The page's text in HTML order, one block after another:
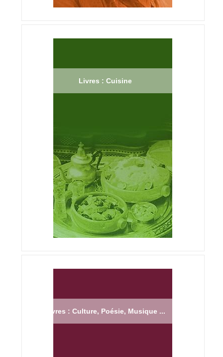
Livres : Cuisine
Livres : Culture, Poésie, Musique ...